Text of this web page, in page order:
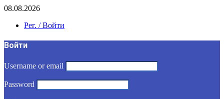
08.08.2026
Рег. / Войти
Войти
Username or email
Password